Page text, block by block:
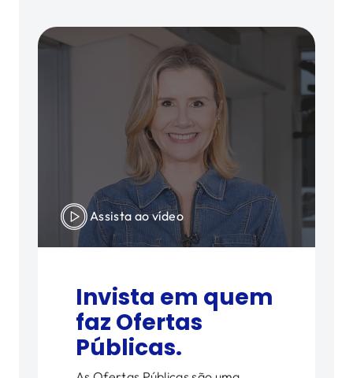
Assista ao vídeo
Invista em quem
faz Ofertas
Públicas.